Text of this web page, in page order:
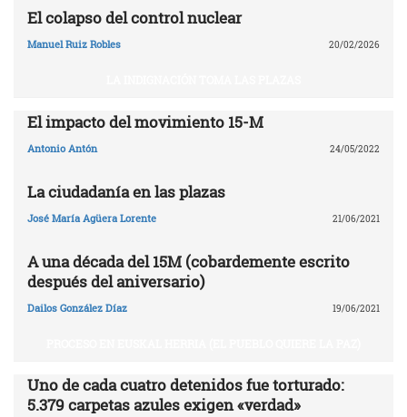
El colapso del control nuclear
Manuel Ruiz Robles 20/02/2026
El impacto del movimiento 15-M
Antonio Antón 24/05/2022
La ciudadanía en las plazas
José María Agüera Lorente 21/06/2021
A una década del 15M (cobardemente escrito
después del aniversario)
Dailos González Díaz 19/06/2021
Uno de cada cuatro detenidos fue torturado:
5.379 carpetas azules exigen «verdad»